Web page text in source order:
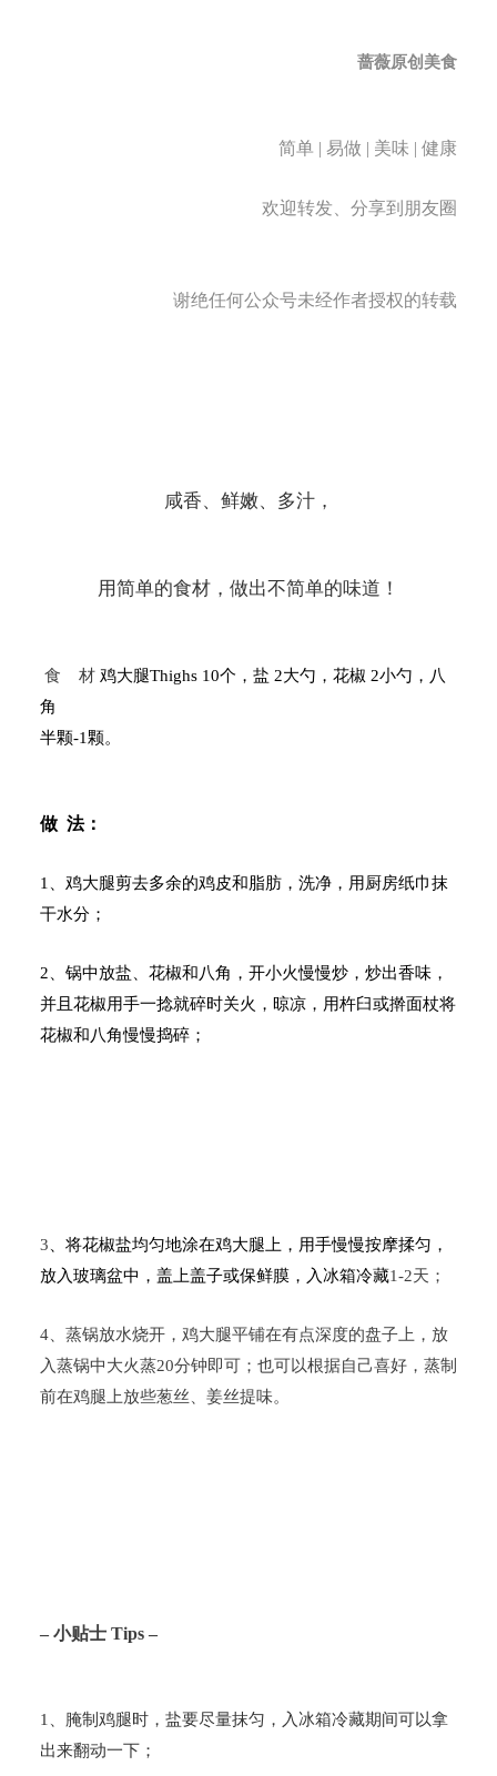
蔷薇原创美食
简单 |易做 | 美味 |健康
欢迎转发、分享到朋友圈
谢绝任何公众号未经作者授权的转载
咸香、鲜嫩、多汁，
用简单的食材，做出不简单的味道！
食 材 鸡大腿Thighs 10个，盐 2大勺，花椒 2小勺，八
角
半颗-1颗。
做 法：
1
、鸡大腿剪去多余的鸡皮和脂肪，洗净，用厨房纸巾抹
干水分；
2 、锅中放盐、花椒和八角，开小火慢慢炒，炒出香味，
并且花椒用手一捻就碎时关火，晾凉，用杵臼或擀面杖将
花椒和八角慢慢捣碎；
3 、将花椒盐均匀地涂在鸡大腿上，用手慢慢按摩揉匀，
放入玻璃盆中，盖上盖子或保鲜膜，入冰箱冷藏1-2天；
4、蒸锅放水烧开，鸡大腿平铺在有点深度的盘子上，放
入蒸锅中大火蒸20分钟即可；也可以根据自己喜好，蒸制
前在鸡腿上放些葱丝、姜丝提味。
– 小贴士Tips –
1
、腌制鸡腿时，盐要尽量抹匀，入冰箱冷藏期间可以拿
出来翻动一下；